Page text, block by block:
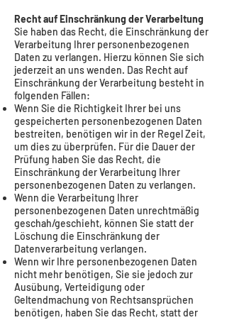
Recht auf Einschränkung der Verarbeitung
Sie haben das Recht, die Einschränkung der
Verarbeitung Ihrer personenbezogenen
Daten zu verlangen. Hierzu können Sie sich
jederzeit an uns wenden. Das Recht auf
Einschränkung der Verarbeitung besteht in
folgenden Fällen:
Wenn Sie die Richtigkeit Ihrer bei uns
gespeicherten personenbezogenen Daten
bestreiten, benötigen wir in der Regel Zeit,
um dies zu überprüfen. Für die Dauer der
Prüfung haben Sie das Recht, die
Einschränkung der Verarbeitung Ihrer
personenbezogenen Daten zu verlangen.
Wenn die Verarbeitung Ihrer
personenbezogenen Daten unrechtmäßig
geschah/geschieht, können Sie statt der
Löschung die Einschränkung der
Datenverarbeitung verlangen.
Wenn wir Ihre personenbezogenen Daten
nicht mehr benötigen, Sie sie jedoch zur
Ausübung, Verteidigung oder
Geltendmachung von Rechtsansprüchen
benötigen, haben Sie das Recht, statt der